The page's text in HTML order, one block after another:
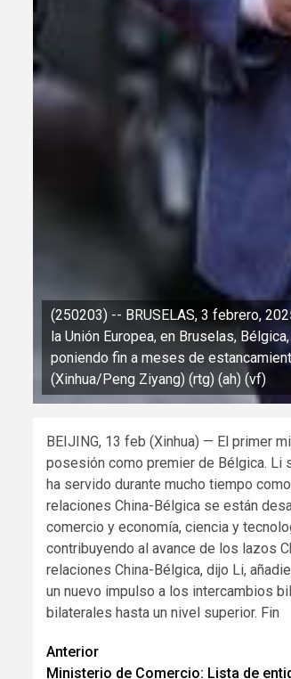
(250203) -- BRUSELAS, 3 febrero,
la Unión Europea, en Bruselas,
poniendo fin a meses de
(Xinhua/Peng Ziyang) (rtg) (ah) (vf)
BEIJING, 13 feb (Xinhua) — El primer
posesión como premier de Bélgica. Li
ha servido durante mucho tiempo
relaciones China-Bélgica se están
comercio y economía, ciencia y
contribuyendo al avance de los lazos
relaciones China-Bélgica, dijo Li,
un nuevo impulso a los intercambios
bilaterales hasta un nivel superior. Fin
Navegación
Anterior
Ministerio de Comercio: Lista de